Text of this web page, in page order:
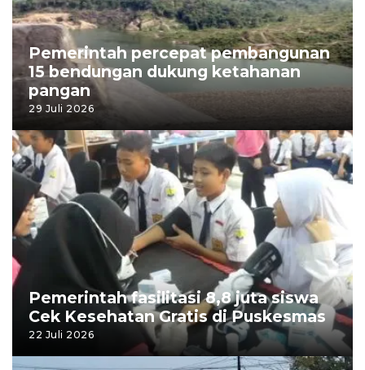
Pemerintah percepat pembangunan
15 bendungan dukung ketahanan
pangan
29 Juli 2026
Pemerintah fasilitasi 8,8 juta siswa
Cek Kesehatan Gratis di Puskesmas
22 Juli 2026